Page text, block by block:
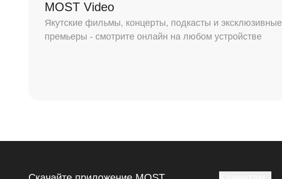
MOST Video
Якутские фильмы, концерты, подкасты и эксклюзивные
премьеры - смотрите онлайн на любом устройстве